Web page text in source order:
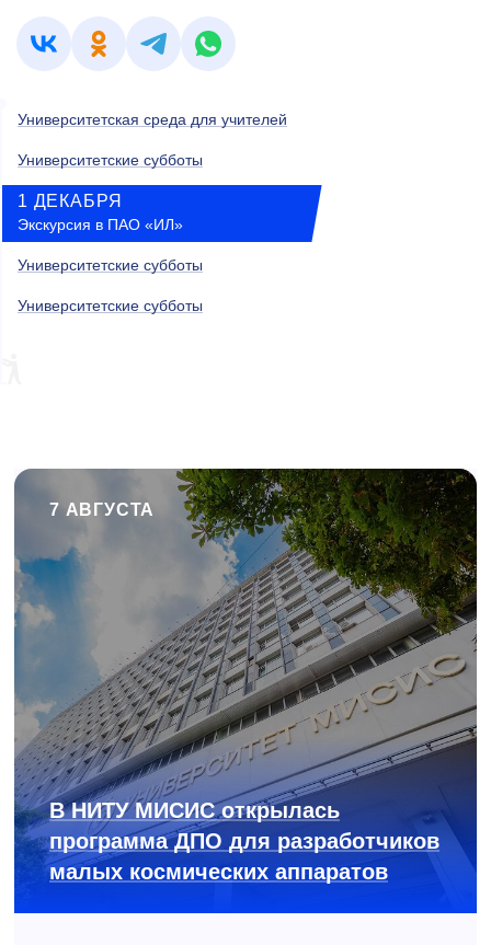
Университетская среда для учителей
Университетские субботы
1 ДЕКАБРЯ
Экскурсия в ПАО «ИЛ»
Университетские субботы
Университетские субботы
7 АВГУСТА
В НИТУ МИСИС открылась
программа ДПО для разработчиков
малых космических аппаратов